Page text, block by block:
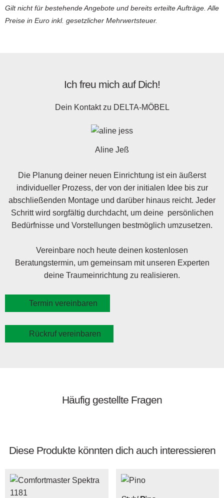
Gilt nicht für bestehende Angebote und bereits erteilte Aufträge. Alle
Preise in Euro inkl. gesetzlicher Mehrwertsteuer.
Ich freu mich auf Dich!
Dein Kontakt zu DELTA-MÖBEL
Aline Jeß
Die Planung deiner neuen Einrichtung ist ein äußerst
individueller Prozess, der von der initialen Idee bis zur
abschließenden Montage und darüber hinaus reicht. Jeder
Schritt wird sorgfältig durchdacht, um deine persönlichen
Bedürfnisse und Vorstellungen bestmöglich umzusetzen.
Vereinbare noch heute deinen kostenlosen
Beratungstermin, um gemeinsam mit unseren Experten
deine Traumeinrichtung zu realisieren.
Termin vereinbaren
Rückruf vereinbaren
Häufig gestellte Fragen
Diese Produkte könnten dich auch interessieren